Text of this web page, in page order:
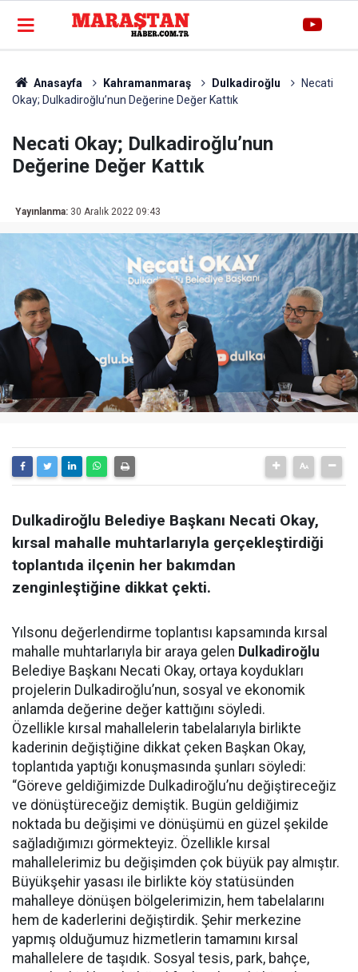
Anasayfa Kahramanmaraş Dulkadiroğlu
Necati
Okay; Dulkadiroğlu’nun Değerine Değer Kattık
Necati Okay; Dulkadiroğlu’nun
Değerine Değer Kattık
Yayınlanma: 30 Aralık 2022 09:43
Dulkadiroğlu Belediye Başkanı Necati Okay,
kırsal mahalle muhtarlarıyla gerçekleştirdiği
toplantıda ilçenin her bakımdan
zenginleştiğine dikkat çekti.
Yılsonu değerlendirme toplantısı kapsamında kırsal
mahalle muhtarlarıyla bir araya gelen Dulkadiroğlu
Belediye Başkanı Necati Okay, ortaya koydukları
projelerin Dulkadiroğlu’nun, sosyal ve ekonomik
anlamda değerine değer kattığını söyledi.
Özellikle kırsal mahallelerin tabelalarıyla birlikte
kaderinin değiştiğine dikkat çeken Başkan Okay,
toplantıda yaptığı konuşmasında şunları söyledi:
“Göreve geldiğimizde Dulkadiroğlu’nu değiştireceğiz
ve dönüştüreceğiz demiştik. Bugün geldiğimiz
noktada bu değişimi ve dönüşümü en güzel şekilde
sağladığımızı görmekteyiz. Özellikle kırsal
mahallelerimiz bu değişimden çok büyük pay almıştır.
Büyükşehir yasası ile birlikte köy statüsünden
mahalleye dönüşen bölgelerimizin, hem tabelalarını
hem de kaderlerini değiştirdik. Şehir merkezine
yapmış olduğumuz hizmetlerin tamamını kırsal
mahallelere de taşıdık. Sosyal tesis, park, bahçe,